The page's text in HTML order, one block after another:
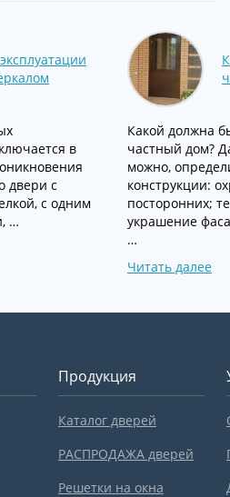
в
двери с
с одним
…
Какой должна
частный дом?
можно,
конструкции:
посторонних;
украшение
…
Читать далее
Продукция
Каталог дверей
РАСПРОДАЖА дверей
Решетки на окна